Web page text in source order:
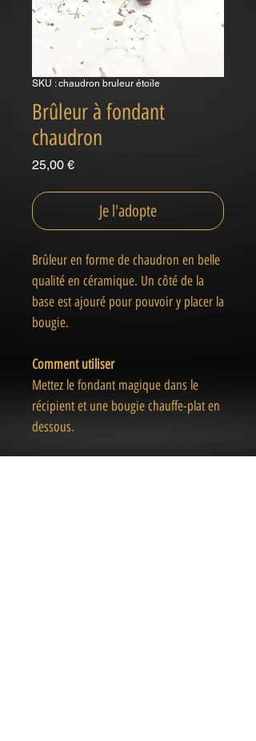
SKU : chaudron bruleur étoile
Brûleur à fondant
chaudron
25,00 €Prix
Je l'adopte
Brûleur en forme de chaudron en belle
qualité en céramique. Un côté de la
base est ajouré pour pouvoir y placer la
bougie.
Comment utiliser
Mettez le fondant magique dans le
récipient et une bougie chauffe-plat en
dessous.